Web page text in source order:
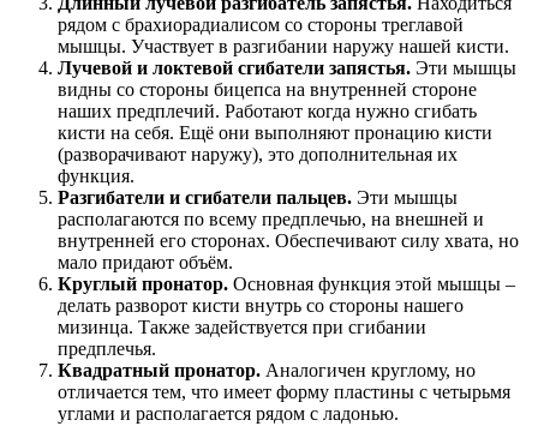
рядом с брахиорадиалисом со стороны треглавой
мышцы. Участвует в разгибании наружу нашей кисти.
Лучевой и локтевой сгибатели запястья. Эти мышцы
видны со стороны бицепса на внутренней стороне
наших предплечий. Работают когда нужно сгибать
кисти на себя. Ещё они выполняют пронацию кисти
(разворачивают наружу), это дополнительная их
функция.
Разгибатели и сгибатели пальцев. Эти мышцы
располагаются по всему предплечью, на внешней и
внутренней его сторонах. Обеспечивают силу хвата, но
мало придают объём.
Круглый пронатор. Основная функция этой мышцы –
делать разворот кисти внутрь со стороны нашего
мизинца. Также задействуется при сгибании
предплечья.
Квадратный пронатор. Аналогичен круглому, но
отличается тем, что имеет форму пластины с четырьмя
углами и располагается рядом с ладонью.